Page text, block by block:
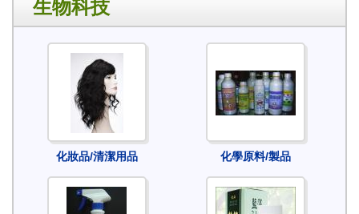
生物科技
化妝品/清潔用品 化學原料/製品